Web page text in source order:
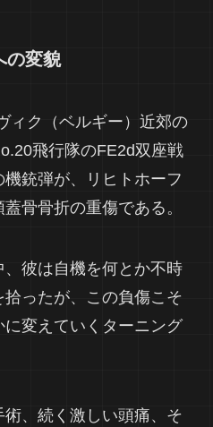
の変貌
ィク（ベルギー）近郊の
飛行隊のFE2d双座戦
銃弾が、リヒトホーフ
骨骨折の重傷である。
彼は自機を何とか不時
ったが、この負傷こそ
変えていくターニング
、続く激しい頭痛、そ